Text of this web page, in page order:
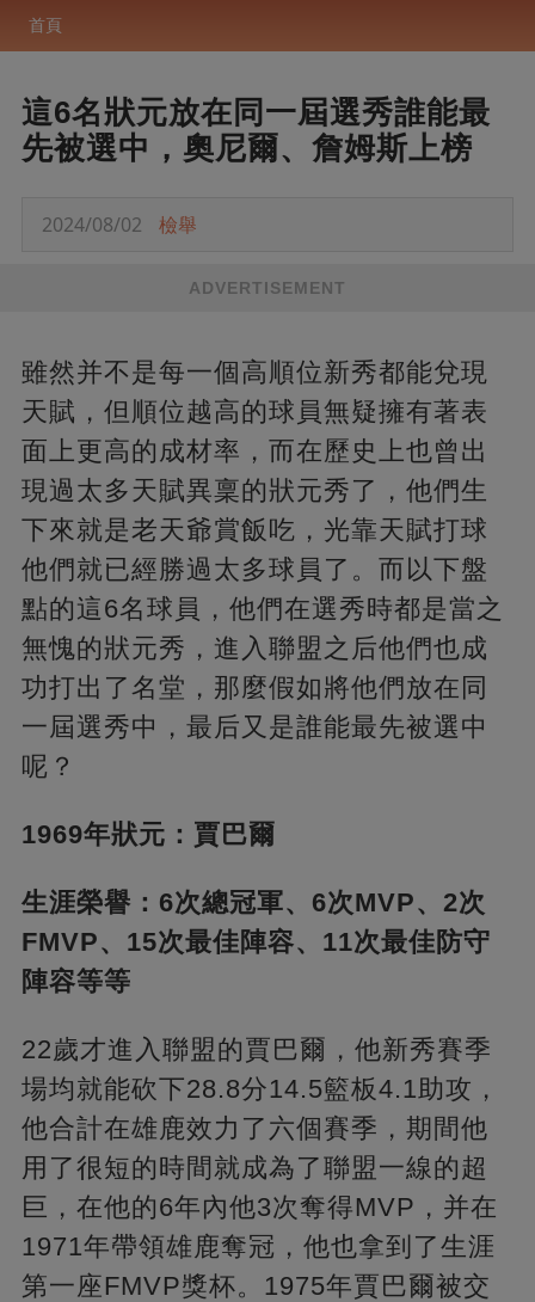
首頁
這6名狀元放在同一屆選秀誰能最
先被選中，奧尼爾、詹姆斯上榜
2024/08/02 檢舉
ADVERTISEMENT
雖然并不是每一個高順位新秀都能兌現
天賦，但順位越高的球員無疑擁有著表
面上更高的成材率，而在歷史上也曾出
現過太多天賦異稟的狀元秀了，他們生
下來就是老天爺賞飯吃，光靠天賦打球
他們就已經勝過太多球員了。而以下盤
點的這6名球員，他們在選秀時都是當之
無愧的狀元秀，進入聯盟之后他們也成
功打出了名堂，那麼假如將他們放在同
一屆選秀中，最后又是誰能最先被選中
呢？
1969年狀元：賈巴爾
生涯榮譽：6次總冠軍、6次MVP、2次
FMVP、15次最佳陣容、11次最佳防守
陣容等等
22歲才進入聯盟的賈巴爾，他新秀賽季
場均就能砍下28.8分14.5籃板4.1助攻，
他合計在雄鹿效力了六個賽季，期間他
用了很短的時間就成為了聯盟一線的超
巨，在他的6年內他3次奪得MVP，并在
1971年帶領雄鹿奪冠，他也拿到了生涯
第一座FMVP獎杯。1975年賈巴爾被交